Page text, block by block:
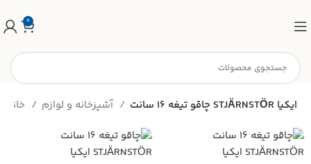
0
آشپزخانه و لوازم چاقو تیغه 16 سانت STJÄRNSTÖR ایکیا